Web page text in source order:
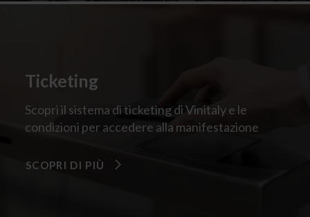
Ticketing
Scopri il sistema di ticketing di Vinitaly e le
condizioni per accedere alla manifestazione
SCOPRI DI PIÙ